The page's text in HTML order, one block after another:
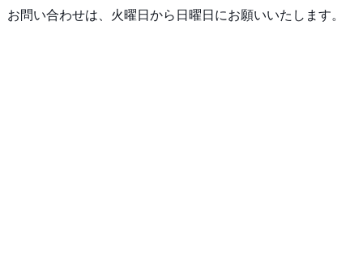
お問い合わせは、火曜日から日曜日にお願いいたします。